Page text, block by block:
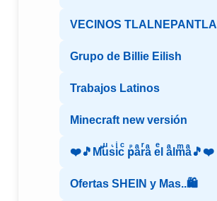
VECINOS TLALNEPANTLA
Grupo de Billie Eilish
Trabajos Latinos
Minecraft new versión
❤️🎵Mⷨuͧs͛iͥcͨ рⷬaͣrͬaͣ eͤl aͣlmͫaͣ🎵❤️
Ofertas SHEIN y Mas..🛍️